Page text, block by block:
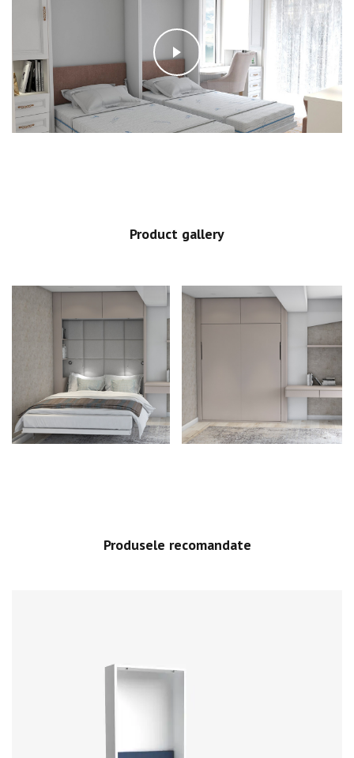
Product gallery
Produsele recomandate